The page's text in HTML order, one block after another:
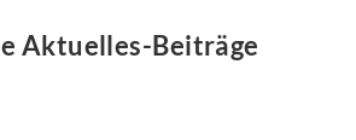
Aktuelles-Beiträge